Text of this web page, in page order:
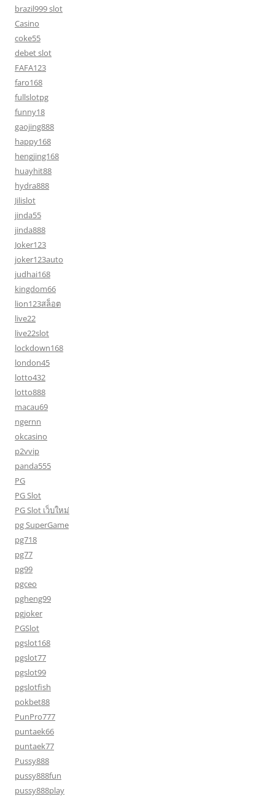
brazil999 slot
Casino
coke55
debet slot
FAFA123
faro168
fullslotpg
funny18
gaojing888
happy168
hengjing168
huayhit88
hydra888
Jilislot
jinda55
jinda888
Joker123
joker123auto
judhai168
kingdom66
lion123สล็อต
live22
live22slot
lockdown168
london45
lotto432
lotto888
macau69
ngernn
okcasino
p2vvip
panda555
PG
PG Slot
PG Slot เว็บใหม่
pg SuperGame
pg718
pg77
pg99
pgceo
pgheng99
pgjoker
PGSlot
pgslot168
pgslot77
pgslot99
pgslotfish
pokbet88
PunPro777
puntaek66
puntaek77
Pussy888
pussy888fun
pussy888play